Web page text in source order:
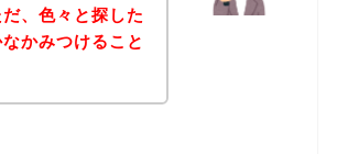
、色々と探した
かみつけること